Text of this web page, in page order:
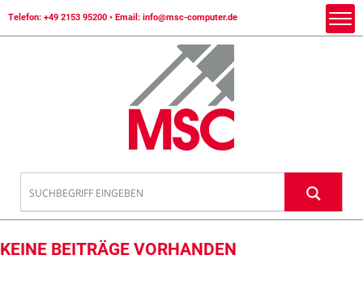
Telefon: +49 2153 95200 • Email: info@msc-computer.de
KEINE BEITRÄGE VORHANDEN